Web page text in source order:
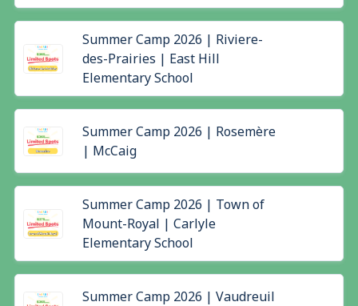
Summer Camp 2026 | Riviere-
des-Prairies | East Hill
Elementary School
Summer Camp 2026 | Rosemère
| McCaig
Summer Camp 2026 | Town of
Mount-Royal | Carlyle
Elementary School
Summer Camp 2026 | Vaudreuil